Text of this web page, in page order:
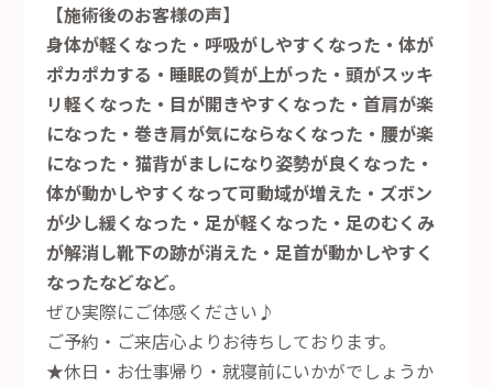
【施術後のお客様の声】
身体が軽くなった・呼吸がしやすくなった・体が
ポカポカする・睡眠の質が上がった・頭がスッキ
リ軽くなった・目が開きやすくなった・首肩が楽
になった・巻き肩が気にならなくなった・腰が楽
になった・猫背がましになり姿勢が良くなった・
体が動かしやすくなって可動域が増えた・ズボン
が少し緩くなった・足が軽くなった・足のむくみ
が解消し靴下の跡が消えた・足首が動かしやすく
なったなどなど。
ぜひ実際にご体感ください♪
ご予約・ご来店心よりお待ちしております。
★休日・お仕事帰り・就寝前にいかがでしょうか